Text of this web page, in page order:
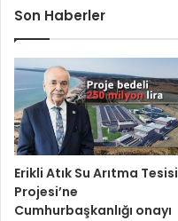
Son Haberler
Erikli Atık Su Arıtma Tesisi
Projesi’ne
Cumhurbaşkanlığı onayı